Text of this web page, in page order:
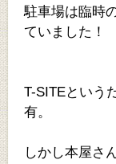
駐車場は臨時
ていました！
T-SITEという
有。
しかし本屋さ